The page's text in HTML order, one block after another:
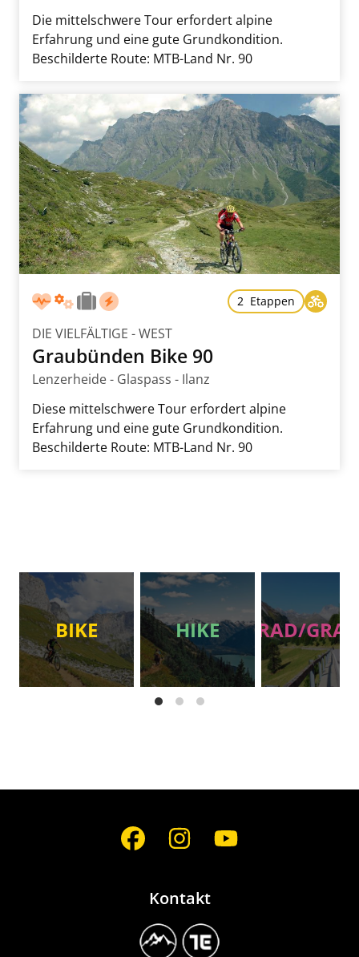
Die mittelschwere Tour erfordert alpine
Erfahrung und eine gute Grundkondition.
Beschilderte Route: MTB-Land Nr. 90
2 Etappen
DIE VIELFÄLTIGE - WEST
Graubünden Bike 90
Lenzerheide - Glaspass - Ilanz
Diese mittelschwere Tour erfordert alpine
Erfahrung und eine gute Grundkondition.
Beschilderte Route: MTB-Land Nr. 90
BIKE HIKE RAD/
Social
Media
Kontakt
Image